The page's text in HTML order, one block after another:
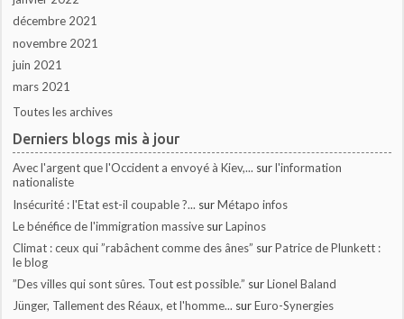
décembre 2021
novembre 2021
juin 2021
mars 2021
Toutes les archives
Derniers blogs mis à jour
Avec l'argent que l'Occident a envoyé à Kiev,... surl'information
nationaliste
Insécurité : l'Etat est-il coupable ?... surMétapo infos
Le bénéfice de l'immigration massive surLapinos
Climat : ceux qui ”rabâchent comme des ânes” surPatrice de Plunkett :
le blog
”Des villes qui sont sûres. Tout est possible.” surLionel Baland
Jünger, Tallement des Réaux, et l'homme... surEuro-Synergies